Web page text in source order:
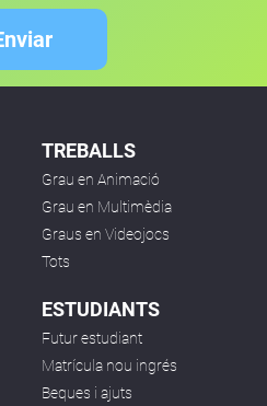
TREBALLS
Grau en Animació
Grau en Multimèdia
Graus en Videojocs
Tots
ESTUDIANTS
Futur estudiant
Matrícula nou ingrés
Beques i ajuts